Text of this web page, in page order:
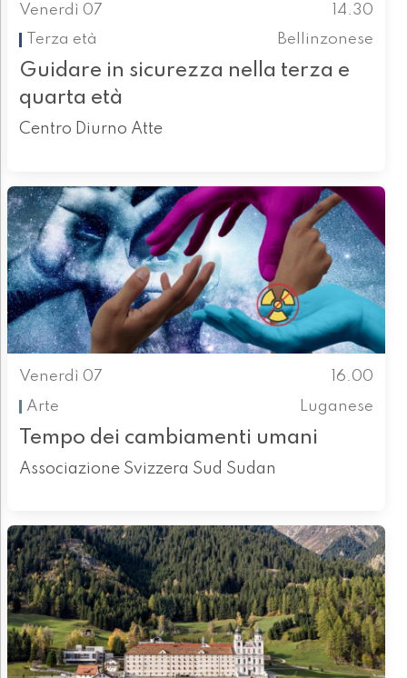
Venerdì 07
14.30
Terza età
Bellinzonese
Guidare in sicurezza nella terza e
quarta età
Centro Diurno Atte
Venerdì 07
16.00
Arte
Luganese
Tempo dei cambiamenti umani
Associazione Svizzera Sud Sudan